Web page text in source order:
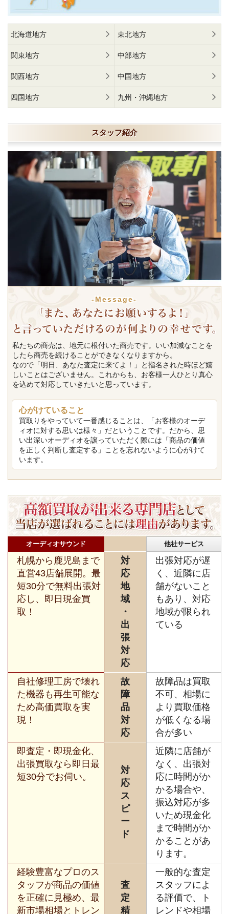
北海道地方 東北地方
関東地方 中部地方
関西地方 中国地方
四国地方 九州・沖縄地方
スタッフ紹介
-Message-
私たちの商売は、地元に根付いた商売です。いい加減なことを
したら商売を続けることができなくなりますから。
なので「明日、あなた査定に来てよ！」と指名された時ほど嬉
しいことはございません。これからも、お客様一人ひとり真心
を込めて対応していきたいと思っています。
心がけていること
買取りをやっていて一番感じることは、「お客様のオーデ
ィオに対する思いは様々」だということです。だから、思
い出深いオーディオを譲っていただく際には「商品の価値
を正しく判断し査定する」ことを忘れないように心がけて
います。
オーディオサウンド 他社サービス
札幌から鹿児島まで
直営43店舗展開。最
短30分で無料出張対
応し、即日現金買
取！
対
応
地
域
・
出
張
対
応
出張対応が遅
く、近隣に店
舗がないこと
もあり、対応
地域が限られ
ている
自社修理工房で壊れ
た機器も再生可能な
ため高価買取を実
現！
故
障
品
対
応
故障品は買取
不可、相場に
より買取価格
が低くなる場
合が多い
即査定・即現金化、
出張買取なら即日最
短30分でお伺い。
対
応
ス
ピ
ー
ド
近隣に店舗が
なく、出張対
応に時間がか
かる場合や、
振込対応が多
いため現金化
まで時間がか
かることがあ
ります。
経験豊富なプロのス
タッフが商品の価値
を正確に見極め、最
新市場相場とトレン
査
定
精
一般的な査定
スタッフによ
る評価で、ト
レンドや相場